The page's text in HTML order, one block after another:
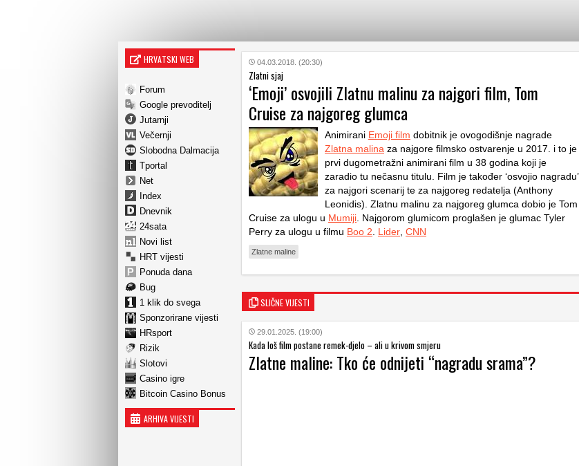
HRVATSKI WEB
Forum
Google prevoditelj
Jutarnji
Večernji
Slobodna Dalmacija
Tportal
Net
Index
Dnevnik
24sata
Novi list
HRT vijesti
Ponuda dana
Bug
1 klik do svega
Sponzorirane vijesti
HRsport
Rizik
Slotovi
Casino igre
Bitcoin Casino Bonus
ARHIVA VIJESTI
04.03.2018. (20:30)
Zlatni sjaj
‘Emoji’ osvojili Zlatnu malinu za najgori film, Tom
Cruise za najgoreg glumca
Animirani Emoji film dobitnik je ovogodišnje nagrade
Zlatna malina za najgore filmsko ostvarenje u 2017. i to je
prvi dugometražni animirani film u 38 godina koji je
zaradio tu nečasnu titulu. Film je također ‘osvojio nagradu’
za najgori scenarij te za najgoreg redatelja (Anthony
Leonidis). Zlatnu malinu za najgoreg glumca dobio je Tom
Cruise za ulogu u Mumiji . Najgorom glumicom proglašen je glumac Tyler
Perry za ulogu u filmu Boo 2 Lider CNN
Zlatne maline
SLIČNE VIJESTI
29.01.2025. (19:00)
Kada loš film postane remek-djelo – ali u krivom smjeru
Zlatne maline: Tko će odnijeti “nagradu srama”?